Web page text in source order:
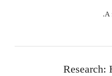
A
Research: